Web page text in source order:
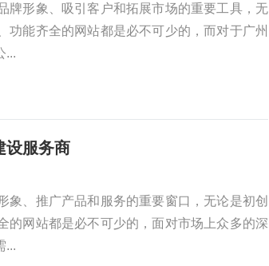
牌形象、吸引客户和拓展市场的重要工具，无
功能齐全的网站都是必不可少的，而对于广州
...
设服务商
、推广产品和服务的重要窗口，无论是初创
的网站都是必不可少的，面对市场上众多的深
...